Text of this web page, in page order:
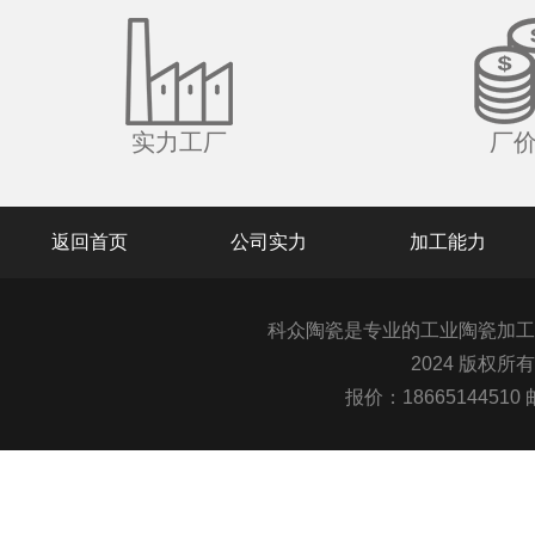
实力工厂 厂
返回首页 公司实力 加工能力
科众陶瓷是专业的工业陶瓷加
2024 版权所
报价：18665144510